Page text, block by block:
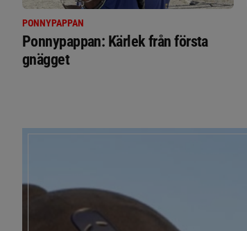
PONNYPAPPAN
Ponnypappan: Kärlek från första
gnägget